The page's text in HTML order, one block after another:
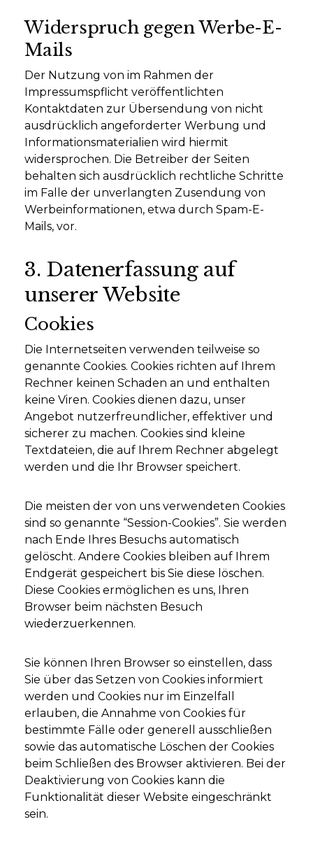
Widerspruch gegen Werbe-E-
Mails
Der Nutzung von im Rahmen der
Impressumspflicht veröffentlichten
Kontaktdaten zur Übersendung von nicht
ausdrücklich angeforderter Werbung und
Informationsmaterialien wird hiermit
widersprochen. Die Betreiber der Seiten
behalten sich ausdrücklich rechtliche Schritte
im Falle der unverlangten Zusendung von
Werbeinformationen, etwa durch Spam-E-
Mails, vor.
3. Datenerfassung auf
unserer Website
Cookies
Die Internetseiten verwenden teilweise so
genannte Cookies. Cookies richten auf Ihrem
Rechner keinen Schaden an und enthalten
keine Viren. Cookies dienen dazu, unser
Angebot nutzerfreundlicher, effektiver und
sicherer zu machen. Cookies sind kleine
Textdateien, die auf Ihrem Rechner abgelegt
werden und die Ihr Browser speichert.
Die meisten der von uns verwendeten Cookies
sind so genannte “Session-Cookies”. Sie werden
nach Ende Ihres Besuchs automatisch
gelöscht. Andere Cookies bleiben auf Ihrem
Endgerät gespeichert bis Sie diese löschen.
Diese Cookies ermöglichen es uns, Ihren
Browser beim nächsten Besuch
wiederzuerkennen.
Sie können Ihren Browser so einstellen, dass
Sie über das Setzen von Cookies informiert
werden und Cookies nur im Einzelfall
erlauben, die Annahme von Cookies für
bestimmte Fälle oder generell ausschließen
sowie das automatische Löschen der Cookies
beim Schließen des Browser aktivieren. Bei der
Deaktivierung von Cookies kann die
Funktionalität dieser Website eingeschränkt
sein.